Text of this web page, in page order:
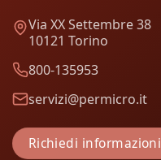
Via XX Settembre 38
10121 Torino
800-135953
servizi@permicro.it
Richiedi informazioni